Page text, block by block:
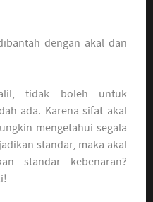
dengan akal dan
tidak boleh untuk
ada. Karena sifat akal
mengetahui segala
standar, maka akal
standar kebenaran?